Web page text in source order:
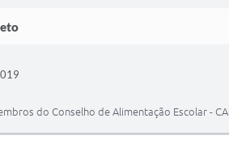
do Conselho de Alimentação Escolar -